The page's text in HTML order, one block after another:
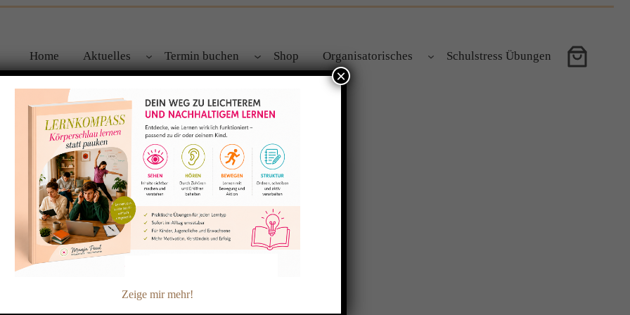
Home Aktuelles Termin buchen Shop Organisatorisches Schulstress Übungen
kinesiologisch unterstützen kann?!
Zeige mir mehr!
×